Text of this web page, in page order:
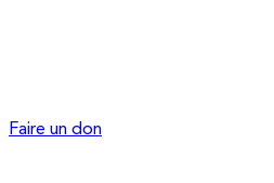
Faire un don